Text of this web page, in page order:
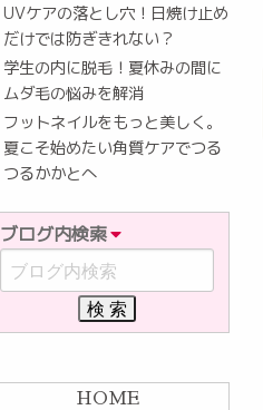
UVケアの落とし穴！日焼け止め
だけでは防ぎきれない？
学生の内に脱毛！夏休みの間に
ムダ毛の悩みを解消
フットネイルをもっと美しく。
夏こそ始めたい角質ケアでつる
つるかかとへ
ブログ内検索
HOME